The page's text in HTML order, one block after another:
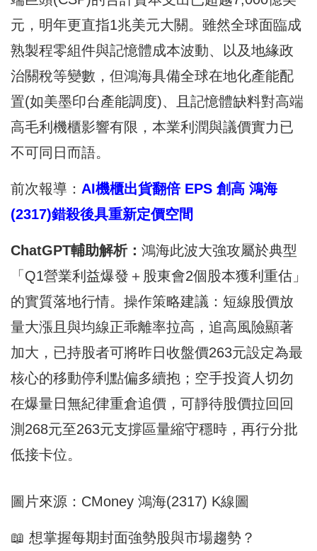
元，明年更直指1兆美元大關。雖然全球面臨成
熟製程零組件與記憶體成本波動、以及地緣政
治關稅等變數，但鴻海具備全球在地化產能配
置(如美墨印台產能調度)、且記憶體缺料對高端
高毛利機櫃影響有限，本業利潤與議價實力已
不可同日而語。
前次報導： AI機櫃出貨翻倍 EPS 創高 鴻海
(2317)錯殺後具重新定價空間
ChatGPT輔助解析： 鴻海此波大強攻屬於典型
「Q1營業利益爆發＋股東會2個股本獲利重估」
的實質落地行情。操作策略建議：短線股價放
量大漲且與均線正乖離率拉高，追高風險顯著
加大，已持股者可將昨日收盤價263元設定為最
核心的移動停利點偏多續抱；空手投資人切勿
在爆量日無紀律重倉追價，可靜待股價拉回回
測268元至263元支撐區量縮守穩時，再行分批
低接卡位。
圖片來源：CMoney 鴻海(2317) K線圖
📖 想掌握每期封面強勢股與市場趨勢？